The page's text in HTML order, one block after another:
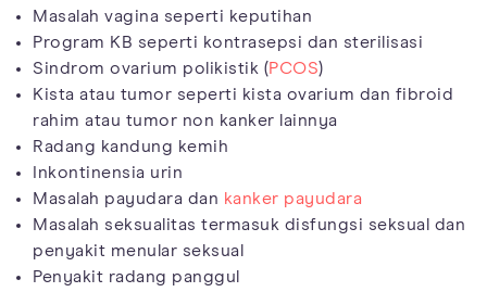
Masalah vagina seperti keputihan
Program KB seperti kontrasepsi dan sterilisasi
Sindrom ovarium polikistik (PCOS)
Kista atau tumor seperti kista ovarium dan fibroid
rahim atau tumor non kanker lainnya
Radang kandung kemih
Inkontinensia urin
Masalah payudara dan kanker payudara
Masalah seksualitas termasuk disfungsi seksual dan
penyakit menular seksual
Penyakit radang panggul